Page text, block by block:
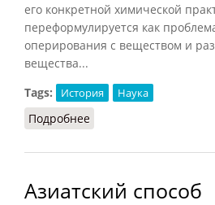
его конкретной химической
переформулируется как
оперирования с веществом и
вещества...
Tags:
История Наука
Подробнее
Азиатский способ